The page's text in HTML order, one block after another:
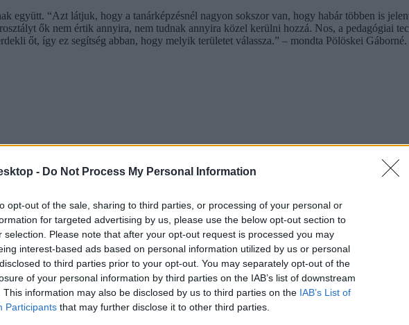
- Do Not Process My Personal Information
opt-out of the sale, sharing to third parties, or processing of your personal or
for targeted advertising by us, please use the below opt-out section to
selection. Please note that after your opt-out request is processed you may
interest-based ads based on personal information utilized by us or personal
to third parties prior to your opt-out. You may separately opt-out of the
of your personal information by third parties on the IAB’s list of downstream
This information may also be disclosed by us to third parties on the IAB’s List of
Participants that may further disclose it to other third parties.
együtt. “Azt látjuk, hogy a tanárképzésnél nagyon sokszor van, hogy habár többen is
ők nem értik annyira, nem tudnak annyira közel kerülni hozzá. Nos, a pedagógiai
őt, így ez segítség abban, hogy melyik területet válassza.” – mondta Pölöskei Gáborné.
Kövess minket a Facebookon is, és nem fogsz lemaradni a fontos hírekről!